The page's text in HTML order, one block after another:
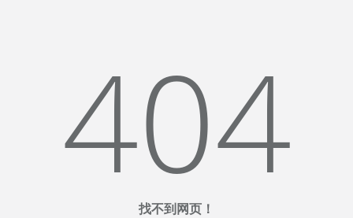
404
找不到网页！